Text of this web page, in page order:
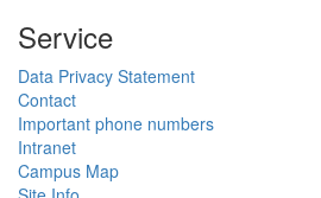
Service
Data Privacy Statement
Contact
Important phone numbers
Intranet
Campus Map